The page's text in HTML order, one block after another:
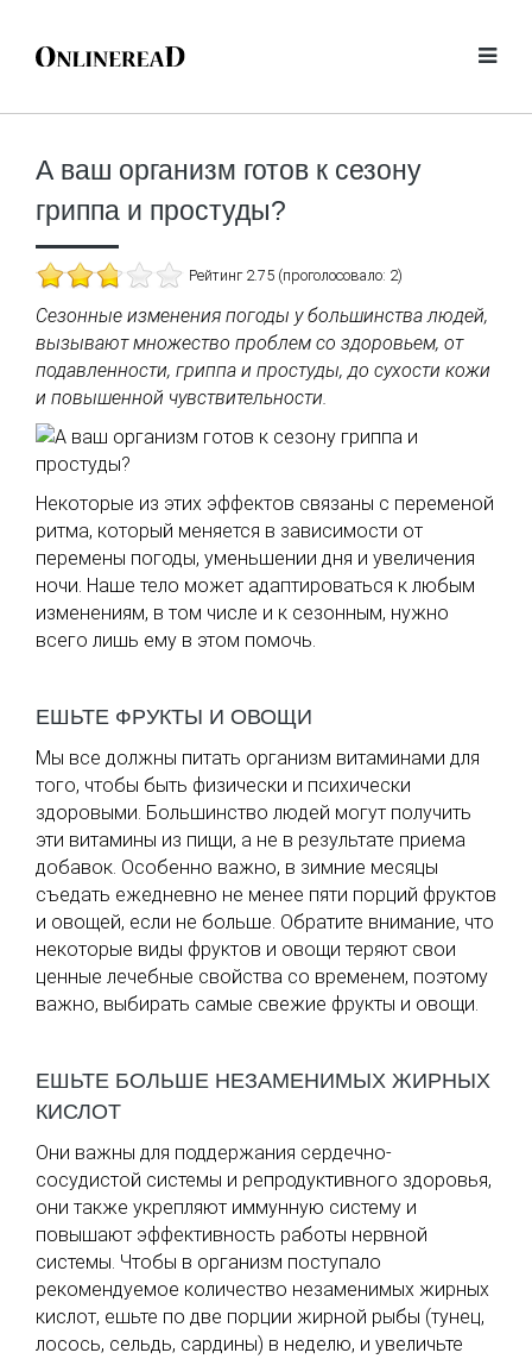
А ваш организм готов к сезону
гриппа и простуды?
Рейтинг 2.75 (проголосовало: 2)
Сезонные изменения погоды у большинства людей,
вызывают множество проблем со здоровьем, от
подавленности, гриппа и простуды, до сухости кожи
и повышенной чувствительности.
Некоторые из этих эффектов связаны с переменой
ритма, который меняется в зависимости от
перемены погоды, уменьшении дня и увеличения
ночи. Наше тело может адаптироваться к любым
изменениям, в том числе и к сезонным, нужно
всего лишь ему в этом помочь.
ЕШЬТЕ ФРУКТЫ И ОВОЩИ
Мы все должны питать организм витаминами для
того, чтобы быть физически и психически
здоровыми. Большинство людей могут получить
эти витамины из пищи, а не в результате приема
добавок. Особенно важно, в зимние месяцы
съедать ежедневно не менее пяти порций фруктов
и овощей, если не больше. Обратите внимание, что
некоторые виды фруктов и овощи теряют свои
ценные лечебные свойства со временем, поэтому
важно, выбирать самые свежие фрукты и овощи.
ЕШЬТЕ БОЛЬШЕ НЕЗАМЕНИМЫХ ЖИРНЫХ
КИСЛОТ
Они важны для поддержания сердечно-
сосудистой системы и репродуктивного здоровья,
они также укрепляют иммунную систему и
повышают эффективность работы нервной
системы. Чтобы в организм поступало
рекомендуемое количество незаменимых жирных
кислот, ешьте по две порции жирной рыбы (тунец,
лосось, сельдь, сардины) в неделю, и увеличьте